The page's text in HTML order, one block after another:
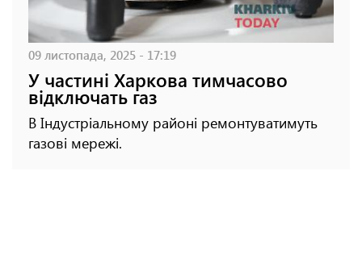
09 листопада, 2025 - 17:19
У частині Харкова тимчасово
відключать газ
В Індустріальному районі ремонтуватимуть
газові мережі.